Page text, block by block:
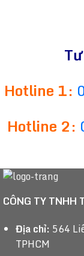
Hotline 1:
Hotline 2:
CÔNG TY TNHH
Địa chỉ: 564
TPHCM